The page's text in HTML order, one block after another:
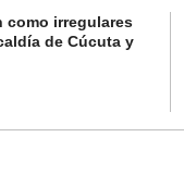
como irregulares
de Cúcuta y